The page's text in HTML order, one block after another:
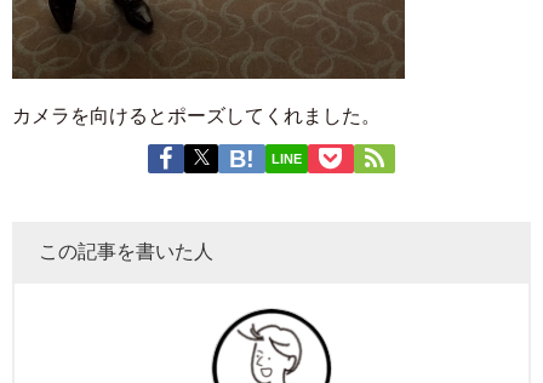
カメラを向けるとポーズしてくれました。
LINE
この記事を書いた人